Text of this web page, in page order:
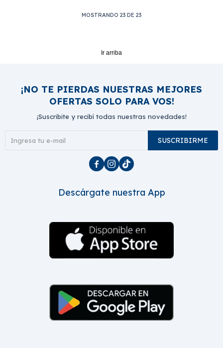
MOSTRANDO 23 DE 23
Ir arriba
¡NO TE PIERDAS NUESTRAS MEJORES
OFERTAS SOLO PARA VOS!
¡Suscribite y recibí todas nuestras novedades!
SUSCRIBIRME
  
Descárgate nuestra App